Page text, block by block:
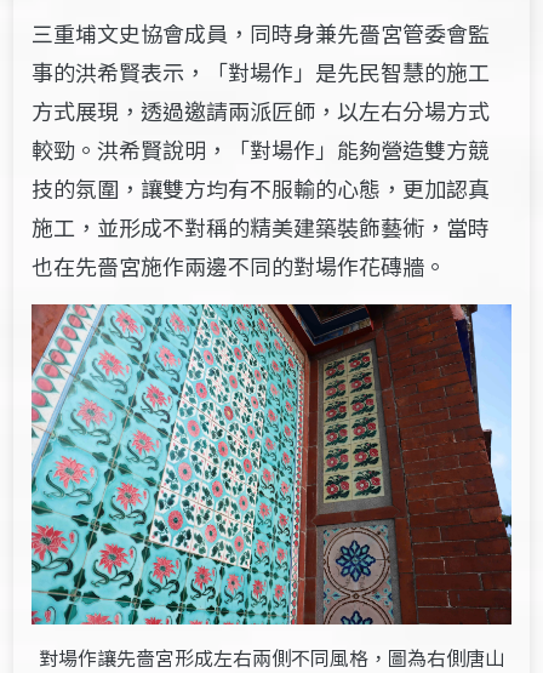
三重埔文史協會成員，同時身兼先嗇宮管委會監
事的洪希賢表示，「對場作」是先民智慧的施工
方式展現，透過邀請兩派匠師，以左右分場方式
較勁。洪希賢說明，「對場作」能夠營造雙方競
技的氛圍，讓雙方均有不服輸的心態，更加認真
施工，並形成不對稱的精美建築裝飾藝術，當時
也在先嗇宮施作兩邊不同的對場作花磚牆。
對場作讓先嗇宮形成左右兩側不同風格，圖為右側唐山